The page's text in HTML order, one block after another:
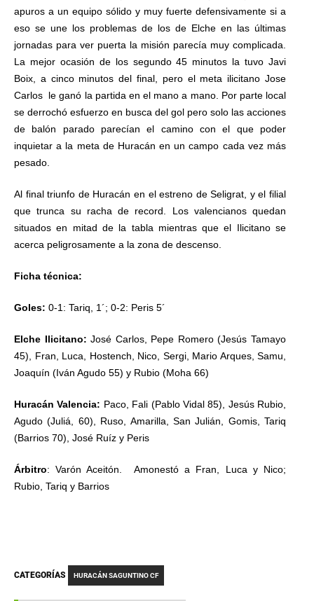
apuros a un equipo sólido y muy fuerte defensivamente si a
eso se une los problemas de los de Elche en las últimas
jornadas para ver puerta la misión parecía muy complicada.
La mejor ocasión de los segundo 45 minutos la tuvo Javi
Boix, a cinco minutos del final, pero el meta ilicitano Jose
Carlos le ganó la partida en el mano a mano. Por parte local
se derrochó esfuerzo en busca del gol pero solo las acciones
de balón parado parecían el camino con el que poder
inquietar a la meta de Huracán en un campo cada vez más
pesado.
Al final triunfo de Huracán en el estreno de Seligrat, y el filial
que trunca su racha de record. Los valencianos quedan
situados en mitad de la tabla mientras que el Ilicitano se
acerca peligrosamente a la zona de descenso.
Ficha técnica:
Goles: 0-1: Tariq, 1´; 0-2: Peris 5´
Elche Ilicitano: José Carlos, Pepe Romero (Jesús Tamayo
45), Fran, Luca, Hostench, Nico, Sergi, Mario Arques, Samu,
Joaquín (Iván Agudo 55) y Rubio (Moha 66)
Huracán Valencia: Paco, Fali (Pablo Vidal 85), Jesús Rubio,
Agudo (Juliá, 60), Ruso, Amarilla, San Julián, Gomis, Tariq
(Barrios 70), José Ruíz y Peris
Árbitro: Varón Aceitón. Amonestó a Fran, Luca y Nico;
Rubio, Tariq y Barrios
CATEGORÍAS HURACÁN SAGUNTINO CF